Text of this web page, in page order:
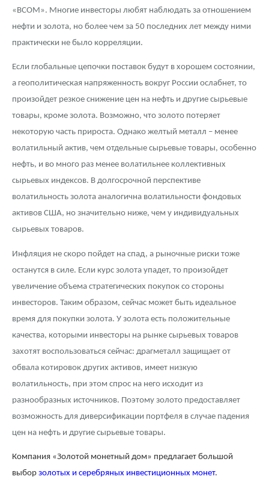
«BCOM». Многие инвесторы любят наблюдать за отношением
нефти и золота, но более чем за 50 последних лет между ними
практически не было корреляции.
Если глобальные цепочки поставок будут в хорошем состоянии,
а геополитическая напряженность вокруг России ослабнет, то
произойдет резкое снижение цен на нефть и другие сырьевые
товары, кроме золота. Возможно, что золото потеряет
некоторую часть прироста. Однако желтый металл – менее
волатильный актив, чем отдельные сырьевые товары, особенно
нефть, и во много раз менее волатильнее коллективных
сырьевых индексов. В долгосрочной перспективе
волатильность золота аналогична волатильности фондовых
активов США, но значительно ниже, чем у индивидуальных
сырьевых товаров.
Инфляция не скоро пойдет на спад, а рыночные риски тоже
останутся в силе. Если курс золота упадет, то произойдет
увеличение объема стратегических покупок со стороны
инвесторов. Таким образом, сейчас может быть идеальное
время для покупки золота. У золота есть положительные
качества, которыми инвесторы на рынке сырьевых товаров
захотят воспользоваться сейчас: драгметалл защищает от
обвала котировок других активов, имеет низкую
волатильность, при этом спрос на него исходит из
разнообразных источников. Поэтому золото предоставляет
возможность для диверсификации портфеля в случае падения
цен на нефть и другие сырьевые товары.
Компания «Золотой монетный дом» предлагает большой
выбор золотых и серебряных инвестиционных монет.